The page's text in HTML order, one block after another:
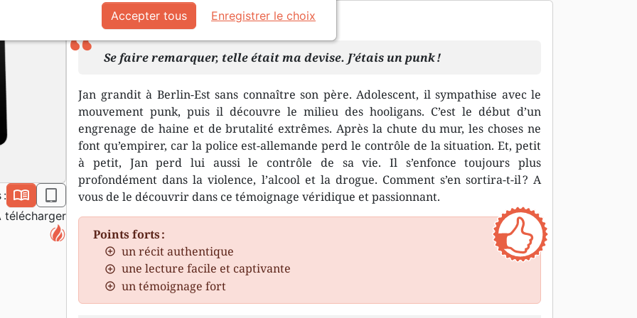
eBook en format ePub ou Kindle (.mobi).
Se faire remarquer, telle était ma devise. J’étais un punk !
Jan grandit à Berlin-Est sans connaître son père. Adolescent, il sympathise avec le
mouvement punk, puis il découvre le milieu des hooligans. C’est le début d’un
engrenage de haine et de brutalité extrêmes. Après la chute du mur, les choses ne
font qu’empirer, car la police est-allemande perd le contrôle de la situation. Et, petit
à petit, Jan perd lui aussi le contrôle de sa vie. Il s’enfonce toujours plus
profondément dans la violence, l’alcool et la drogue. Comment s’en sortira-t-il ? A
vous de le découvrir dans ce témoignage véridique et passionnant.
Points forts :
un récit authentique
une lecture facile et captivante
un témoignage fort
: book_open
epub
télécharger
Accepter tous Enregistrer le choix